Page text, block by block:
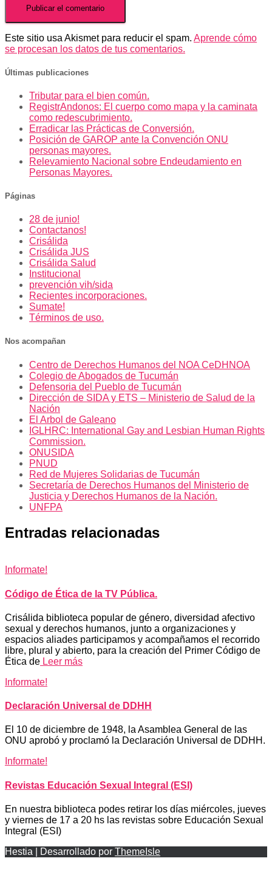
Este sitio usa Akismet para reducir el spam. Aprende cómo
se procesan los datos de tus comentarios.
Últimas publicaciones
Tributar para el bien común.
RegistrAndonos: El cuerpo como mapa y la caminata
como redescubrimiento.
Erradicar las Prácticas de Conversión.
Posición de GAROP ante la Convención ONU
personas mayores.
Relevamiento Nacional sobre Endeudamiento en
Personas Mayores.
Páginas
28 de junio!
Contactanos!
Crisálida
Crisálida JUS
Crisálida Salud
Institucional
prevención vih/sida
Recientes incorporaciones.
Sumate!
Términos de uso.
Nos acompañan
Centro de Derechos Humanos del NOA CeDHNOA
Colegio de Abogados de Tucumán
Defensoria del Pueblo de Tucumán
Dirección de SIDA y ETS – Ministerio de Salud de la
Nación
El Arbol de Galeano
IGLHRC: International Gay and Lesbian Human Rights
Commission.
ONUSIDA
PNUD
Red de Mujeres Solidarias de Tucumán
Secretaría de Derechos Humanos del Ministerio de
Justicia y Derechos Humanos de la Nación.
UNFPA
Entradas relacionadas
Informate!
Código de Ética de la TV Pública.
Crisálida biblioteca popular de género, diversidad afectivo
sexual y derechos humanos, junto a organizaciones y
espacios aliades participamos y acompañamos el recorrido
libre, plural y abierto, para la creación del Primer Código de
Ética de Leer más
Informate!
Declaración Universal de DDHH
El 10 de diciembre de 1948, la Asamblea General de las
ONU aprobó y proclamó la Declaración Universal de DDHH.
Informate!
Revistas Educación Sexual Integral (ESI)
En nuestra biblioteca podes retirar los días miércoles, jueves
y viernes de 17 a 20 hs las revistas sobre Educación Sexual
Integral (ESI)
Hestia | Desarrollado por ThemeIsle